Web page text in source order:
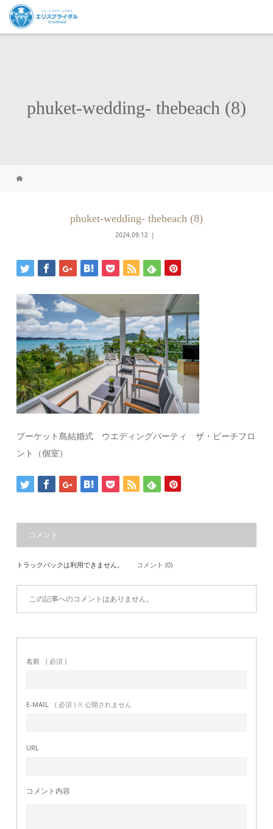
phuket-wedding- thebeach (8)
phuket-wedding- thebeach (8)
2024.09.12
プーケット島結婚式 ウエディングパーティ ザ・ビーチフロ
ント（個室）
コメント
トラックバックは利用できません。 コメント (0)
この記事へのコメントはありません。
名前 ( 必須 )
E-MAIL ( 必須 ) ※ 公開されません
URL
コメント内容